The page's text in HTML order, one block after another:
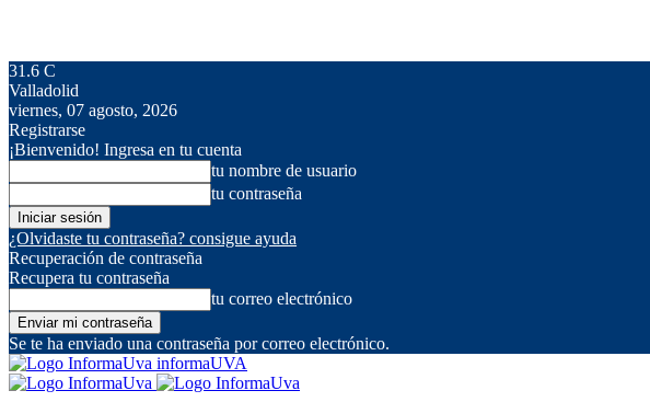
31.6 C
Valladolid
viernes, 07 agosto, 2026
Registrarse
¡Bienvenido! Ingresa en tu cuenta
tu nombre de usuario
tu contraseña
¿Olvidaste tu contraseña? consigue ayuda
Recuperación de contraseña
Recupera tu contraseña
tu correo electrónico
Se te ha enviado una contraseña por correo electrónico.
informaUVA